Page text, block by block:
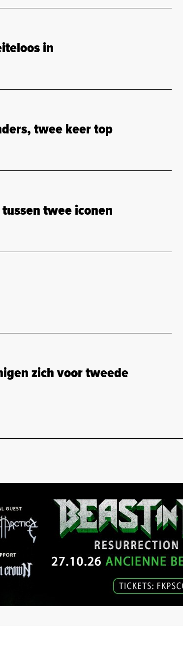
in
twee keer top
twee iconen
zich voor tweede